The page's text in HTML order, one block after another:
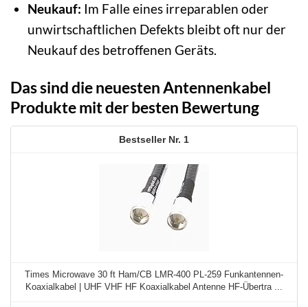
Neukauf: Im Falle eines irreparablen oder
unwirtschaftlichen Defekts bleibt oft nur der
Neukauf des betroffenen Geräts.
Das sind die neuesten Antennenkabel
Produkte mit der besten Bewertung
1
Times Microwave 30 ft Ham/CB LMR-400 PL-259 Funkantennen-
Koaxialkabel | UHF VHF HF Koaxialkabel Antenne HF-Übertra ...